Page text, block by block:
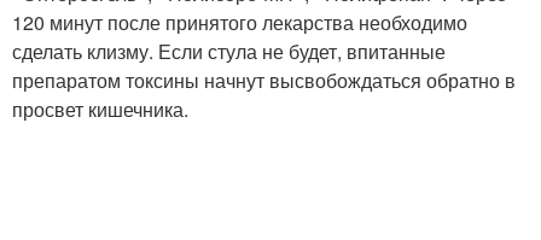
120 минут после принятого лекарства необходимо
сделать клизму. Если стула не будет, впитанные
препаратом токсины начнут высвобождаться обратно в
просвет кишечника.